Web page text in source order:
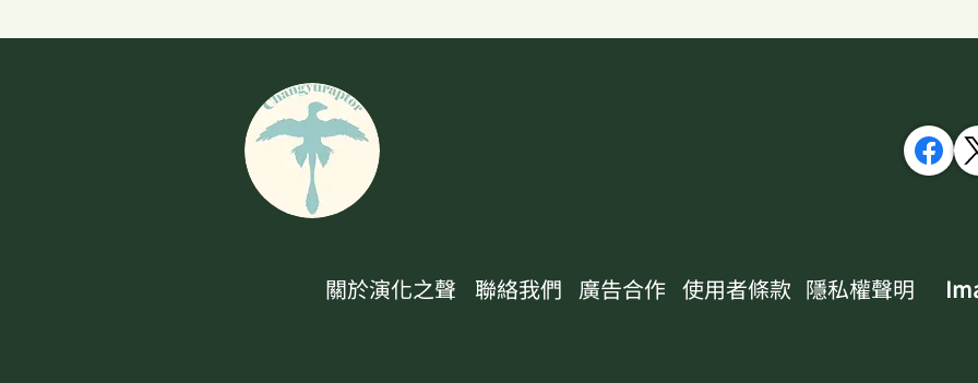
關於演化之聲 聯絡我們 廣告合作 使用者條款 隱私權聲明